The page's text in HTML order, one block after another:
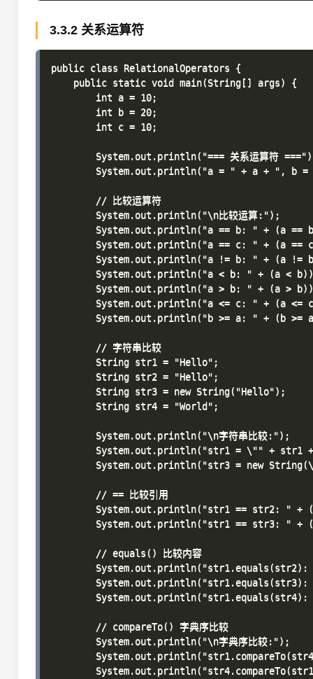
3.3.2 关系运算符
public class RelationalOperators {
    public static void main(String[] args) {
        int a = 10;
        int b = 20;
        int c = 10;
System.out.println("=== 关系运算符
System.out.println("a = " + a + ", b =
        // 比较运算符
        System.out.println("\n比较运算:");
System.out.println("a == b: " + (a ==
System.out.println("a == c: " + (a ==
System.out.println("a != b: " + (a !=
System.out.println("a < b: " + (a <
System.out.println("a > b: " + (a >
System.out.println("a <= c: " + (a <=
System.out.println("b >= a: " + (b >=
        // 字符串比较
        String str1 = "Hello";
        String str2 = "Hello";
        String str3 = new String("Hello");
        String str4 = "World";
        System.out.println("\n字符串比较:");
System.out.println("str1 = \"" + str1
System.out.println("str3 = new
        // == 比较引用
System.out.println("str1 == str2: " +
System.out.println("str1 == str3: " +
        // equals() 比较内容
        // compareTo() 字典序比较
        System.out.println("\n字典序比较:");